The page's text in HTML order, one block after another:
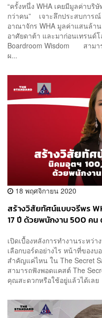
“ครั้งหนึ่ง WHA เคยมีมูลค่าบริ
กว่าคน” เจาะลึกประสบการณ์
อาณาจักร WHA มูลค่าแสนล้า
อาศัยดาต้า และมาก่อนเทรนด์
Boardroom Wisdom สามา
ผ...
18 พฤศจิกายน 2020
สร้างวิสัยทัศน์แบบจรีพร
17 ปี ด้วยพนักงาน 500 คน
เปิดเบื้องหลังการทำงานระหว่
เลือกบอร์ดอย่างไร หน้าที่ของ
สำคัญแค่ไหน ใน The Secret
สามารถฟังพอดแคสต์ The
คุณสะดวกหรือใช้อยู่แล้วได้เล